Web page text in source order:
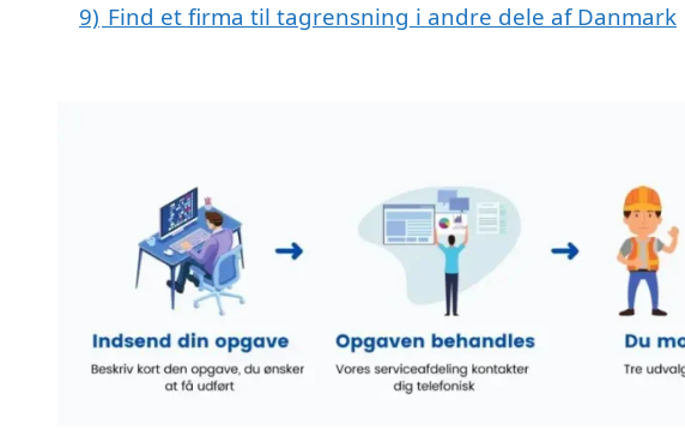
9) Find et firma til tagrensning i andre dele af Danmark